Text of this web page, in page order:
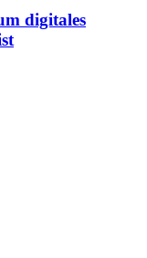
digitales